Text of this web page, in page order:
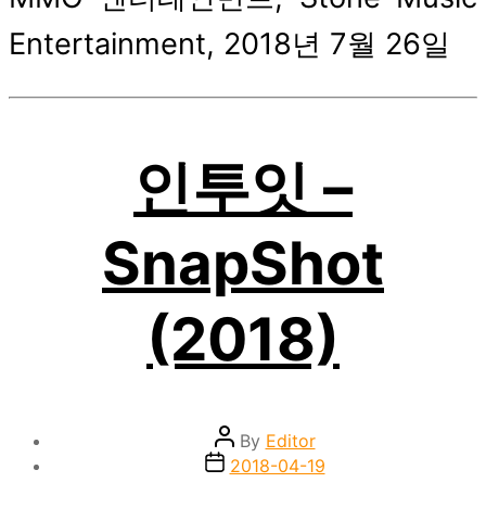
Entertainment, 2018년 7월 26일
인투잇 –
SnapShot
(2018)
Post
author
By Editor
Post2018-04-19